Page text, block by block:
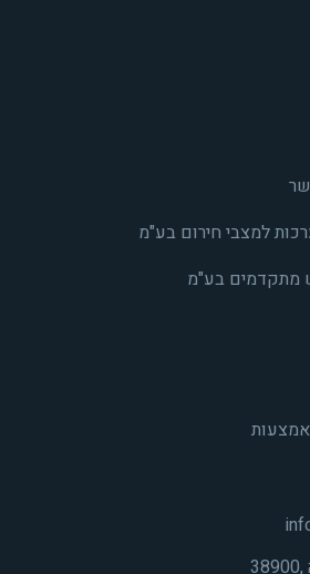
למצבי חירום בע"מ
מתקדמים בע"מ